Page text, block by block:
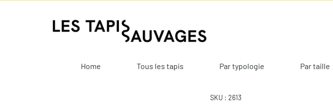
Home Tous les tapis Par typologie Par taille
SKU : 2613